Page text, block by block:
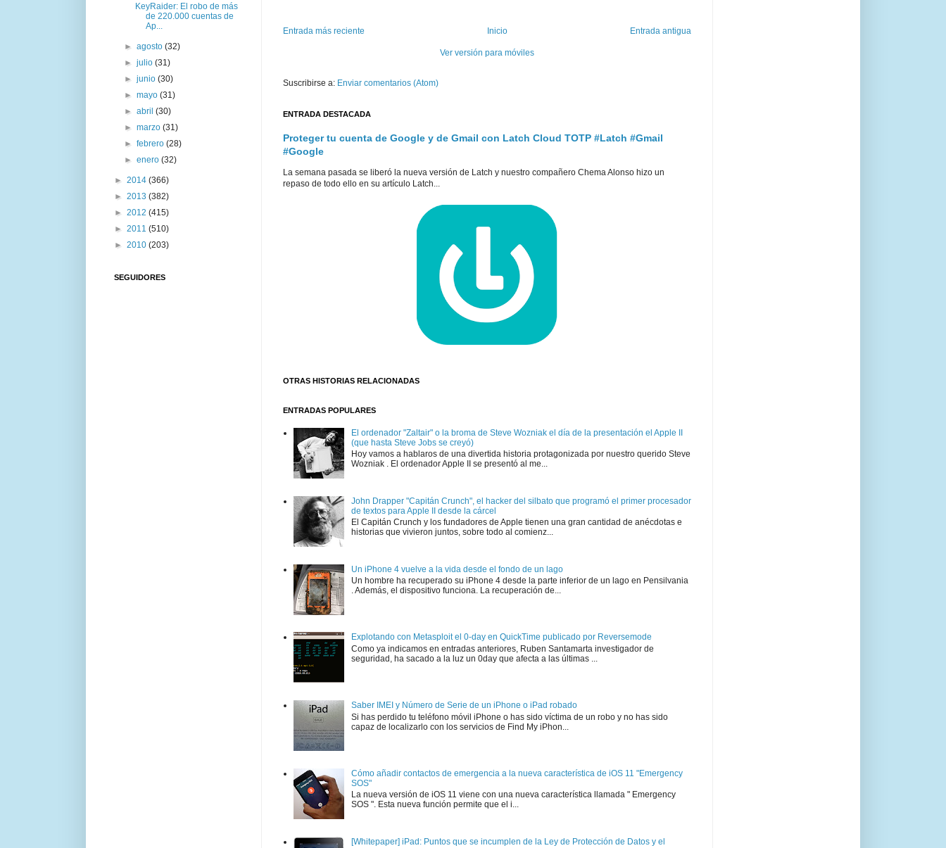
Entrada más reciente Entrada antigua
Inicio
Ver versión para móviles
Suscribirse a: Enviar comentarios (Atom)
ENTRADA DESTACADA
Proteger tu cuenta de Google y de Gmail con Latch Cloud TOTP #Latch #Gmail
#Google
La semana pasada se liberó la nueva versión de Latch y nuestro compañero Chema Alonso hizo un
repaso de todo ello en su artículo Latch...
OTRAS HISTORIAS RELACIONADAS
ENTRADAS POPULARES
El ordenador "Zaltair" o la broma de Steve Wozniak el día de la presentación el Apple II
(que hasta Steve Jobs se creyó)
Hoy vamos a hablaros de una divertida historia protagonizada por nuestro querido Steve
Wozniak . El ordenador Apple II se presentó al me...
John Drapper "Capitán Crunch", el hacker del silbato que programó el primer procesador
de textos para Apple II desde la cárcel
El Capitán Crunch y los fundadores de Apple tienen una gran cantidad de anécdotas e
historias que vivieron juntos, sobre todo al comienz...
Un iPhone 4 vuelve a la vida desde el fondo de un lago
Un hombre ha recuperado su iPhone 4 desde la parte inferior de un lago en Pensilvania
. Además, el dispositivo funciona. La recuperación de...
Explotando con Metasploit el 0-day en QuickTime publicado por Reversemode
Como ya indicamos en entradas anteriores, Ruben Santamarta investigador de
seguridad, ha sacado a la luz un 0day que afecta a las últimas ...
Saber IMEI y Número de Serie de un iPhone o iPad robado
Si has perdido tu teléfono móvil iPhone o has sido víctima de un robo y no has sido
capaz de localizarlo con los servicios de Find My iPhon...
Cómo añadir contactos de emergencia a la nueva característica de iOS 11 "Emergency
SOS"
La nueva versión de iOS 11 viene con una nueva característica llamada " Emergency
SOS ". Esta nueva función permite que el i...
[Whitepaper] iPad: Puntos que se incumplen de la Ley de Protección de Datos y el
KeyRaider: El robo de más
de 220.000 cuentas de
Ap...
►agosto(32)
►julio(31)
►junio(30)
►mayo(31)
►abril(30)
►marzo(31)
►febrero(28)
►enero(32)
► 2014 (366)
► 2013 (382)
► 2012 (415)
► 2011 (510)
► 2010 (203)
SEGUIDORES